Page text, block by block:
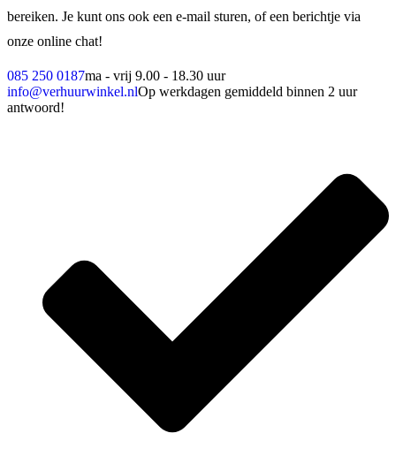
bereiken. Je kunt ons ook een e-mail sturen, of een berichtje via
onze online chat!
085 250 0187ma - vrij 9.00 - 18.30 uur
info@verhuurwinkel.nlOp werkdagen gemiddeld binnen 2 uur
antwoord!